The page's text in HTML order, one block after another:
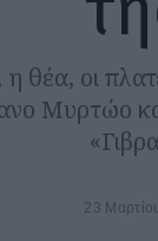
η θέα, οι
Μυρτώο
23